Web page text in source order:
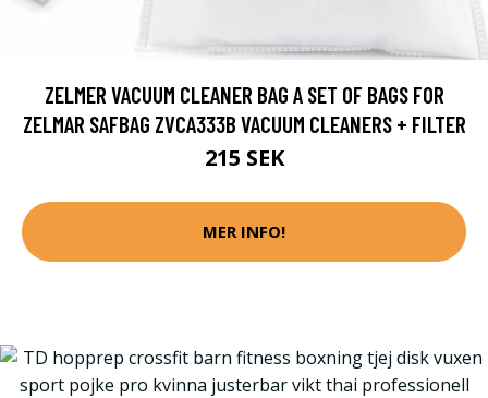
ZELMER VACUUM CLEANER BAG A SET OF BAGS FOR
ZELMAR SAFBAG ZVCA333B VACUUM CLEANERS + FILTER
215 SEK
MER INFO!